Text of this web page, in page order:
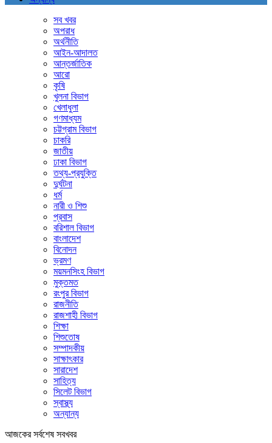
সব খবর
অপরাধ
অর্থনীতি
আইন-আদালত
আন্তর্জাতিক
আরো
কৃষি
খুলনা বিভাগ
খেলাধুলা
গণমাধ্যম
চট্টগ্রাম বিভাগ
চাকরি
জাতীয়
ঢাকা বিভাগ
তথ্য-প্রযুক্তি
দুর্ঘটনা
ধর্ম
নারী ও শিশু
প্রবাস
বরিশাল বিভাগ
বাংলাদেশ
বিনোদন
ভ্রমণ
ময়মনসিংহ বিভাগ
মুক্তমত
রংপুর বিভাগ
রাজনীতি
রাজশাহী বিভাগ
শিক্ষা
শিশুতোষ
সম্পাদকীয়
সাক্ষাৎকার
সারাদেশ
সাহিত্য
সিলেট বিভাগ
স্বাস্থ্য
অন্যান্য
আজকের সর্বশেষ সবখবর